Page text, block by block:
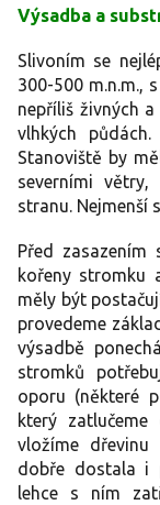
Výsadba a
Slivoním se
300-500 m.n.m.,
nepříliš živných
vlhkých
Stanoviště by
severními
stranu. Nejmenší
Před
kořeny stromku
měly být
provedeme
výsadbě
stromků
oporu (některé
který
vložíme
dobře dostala i
lehce s ním